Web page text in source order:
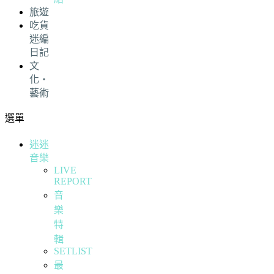
旅遊
吃貨
迷編
日記
文
化・
藝術
選單
迷迷
音樂
LIVE
REPORT
音
樂
特
輯
SETLIST
最